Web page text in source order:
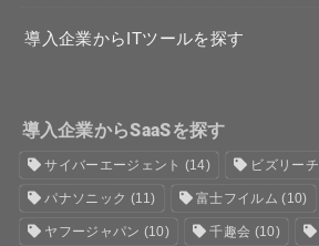
導入企業からITツールを探す
導入企業からSaaSを探す
サイバーエージェント (14) ビズリーチ
パナソニック (11) 富士フイルム (10)
ヤフージャパン (10) 千趣会 (10)